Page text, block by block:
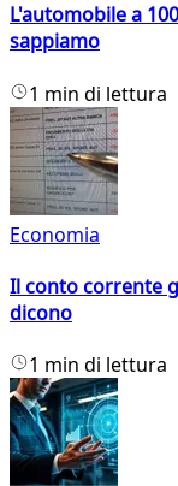
L'automobile a
sappiamo
1 min di lettura
Economia
Il conto corrente
dicono
1 min di lettura